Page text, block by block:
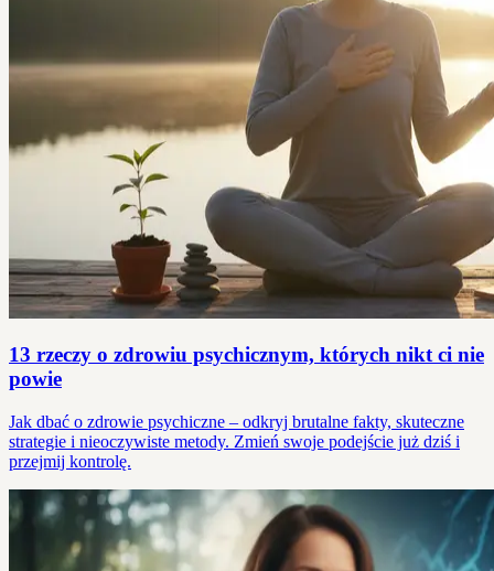
13 rzeczy o zdrowiu psychicznym, których nikt ci nie
powie
Jak dbać o zdrowie psychiczne – odkryj brutalne fakty, skuteczne
strategie i nieoczywiste metody. Zmień swoje podejście już dziś i
przejmij kontrolę.